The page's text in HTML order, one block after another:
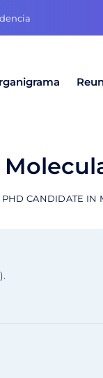
PHD CANDIDATE IN
).